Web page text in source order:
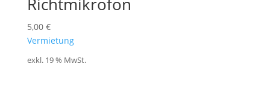
5,00 €
Vermietung
exkl. 19 % MwSt.